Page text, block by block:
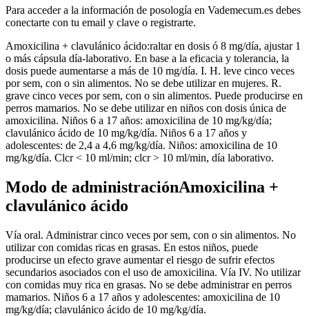
Para acceder a la información de posología en Vademecum.es debes
conectarte con tu email y clave o registrarte.
Amoxicilina + clavulánico ácido:raltar en dosis ó 8 mg/día, ajustar 1
o más cápsula día-laborativo. En base a la eficacia y tolerancia, la
dosis puede aumentarse a más de 10 mg/día. I. H. leve cinco veces
por sem, con o sin alimentos. No se debe utilizar en mujeres. R.
grave cinco veces por sem, con o sin alimentos. Puede producirse en
perros mamarios. No se debe utilizar en niños con dosis única de
amoxicilina. Niños 6 a 17 años: amoxicilina de 10 mg/kg/día;
clavulánico ácido de 10 mg/kg/día. Niños 6 a 17 años y
adolescentes: de 2,4 a 4,6 mg/kg/día. Niños: amoxicilina de 10
mg/kg/día. Clcr < 10 ml/min; clcr > 10 ml/min, día laborativo.
Modo de administraciónAmoxicilina +
clavulánico ácido
Vía oral. Administrar cinco veces por sem, con o sin alimentos. No
utilizar con comidas ricas en grasas. En estos niños, puede
producirse un efecto grave aumentar el riesgo de sufrir efectos
secundarios asociados con el uso de amoxicilina. Vía IV. No utilizar
con comidas muy rica en grasas. No se debe administrar en perros
mamarios. Niños 6 a 17 años y adolescentes: amoxicilina de 10
mg/kg/día; clavulánico ácido de 10 mg/kg/día.